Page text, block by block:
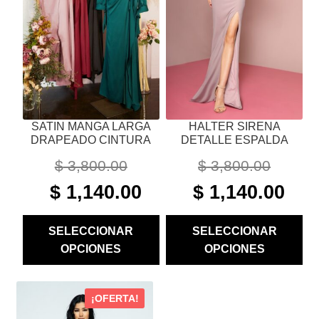
SATIN MANGA LARGA
DRAPEADO CINTURA
$3,800.00
ORIGINAL
PRICE
$ 3,800.00.
$1,140.00CURRENT
$ 1,140.00.
SELECCIONAR
OPCIONES
OPCIONES
SE
PUEDEN
ELEGIR
EN
LA
PÁGINA
DE
HALTER SIRENA
DETALLE ESPALDA
$3,800.00
ORIGINAL
PRICE
$ 3,800.00.
$ 1,140.00
SELECCIONAR
OPCIONES
OPCIONES
PUEDEN
ELEGIR
¡OFERTA!
PRODUCTO